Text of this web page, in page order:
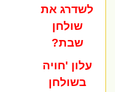
לשדרג את
שולחן
שבת?
עלון 'חויה
בשולחן